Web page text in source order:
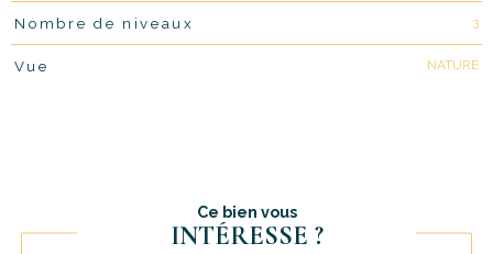
Nombre de niveaux 3
Vue NATURE
Ce bien vous
INTÉRESSE ?